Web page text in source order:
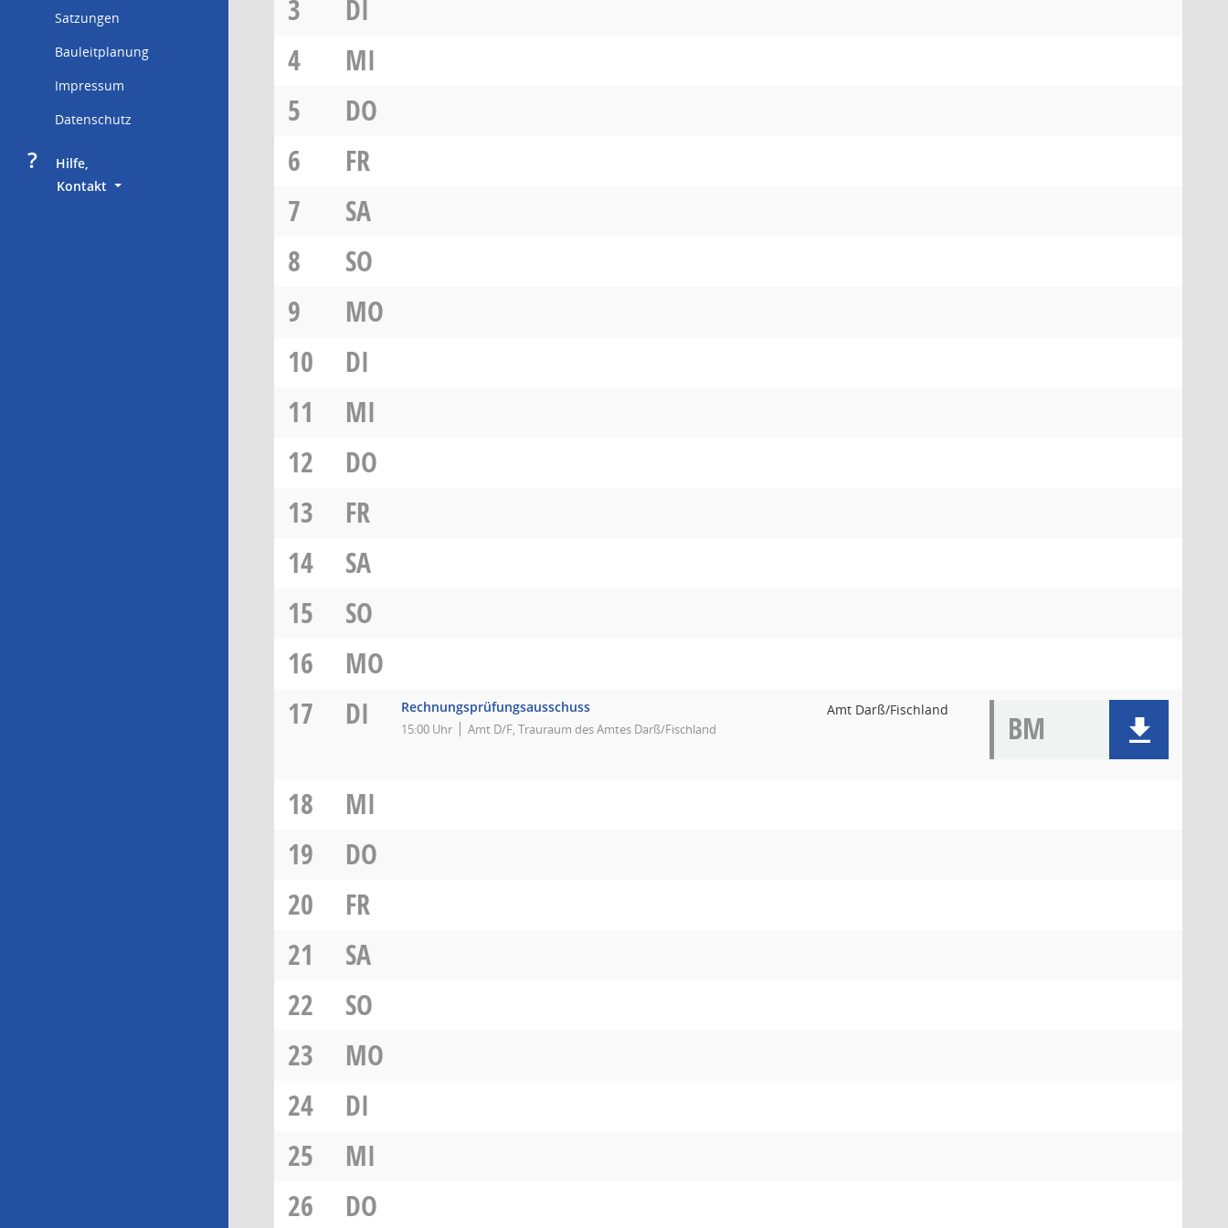
Satzungen
Bauleitplanung
Impressum
Datenschutz
?
     Hilfe,
Kontakt
3
DI
4
MI
5
DO
6
FR
7
SA
8
SO
9
MO
10
DI
11
MI
12
DO
13
FR
14
SA
15
SO
16
MO
17
DI Rechnungsprüfungsausschuss
15:00 Uhr Amt D/F, Trauraum des Amtes Darß/Fischland
Amt Darß/Fischland BM
18
MI
19
DO
20
FR
21
SA
22
SO
23
MO
24
DI
25
MI
26
DO